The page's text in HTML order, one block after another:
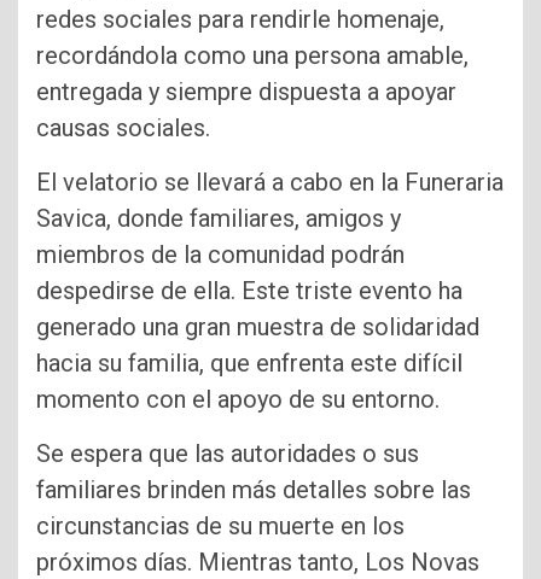
redes sociales para rendirle homenaje,
recordándola como una persona amable,
entregada y siempre dispuesta a apoyar
causas sociales.
El velatorio se llevará a cabo en la Funeraria
Savica, donde familiares, amigos y
miembros de la comunidad podrán
despedirse de ella. Este triste evento ha
generado una gran muestra de solidaridad
hacia su familia, que enfrenta este difícil
momento con el apoyo de su entorno.
Se espera que las autoridades o sus
familiares brinden más detalles sobre las
circunstancias de su muerte en los
próximos días. Mientras tanto, Los Novas